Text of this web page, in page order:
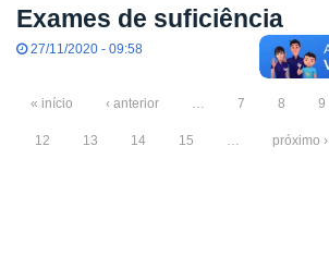
Exames de suficiência
27/11/2020 - 09:58
« início ‹ anterior … 7 8 9
12 13 14 15 … próximo ›